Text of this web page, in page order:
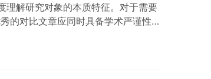
解研究对象的本质特征。对于需要
的对比文章应同时具备学术严谨性